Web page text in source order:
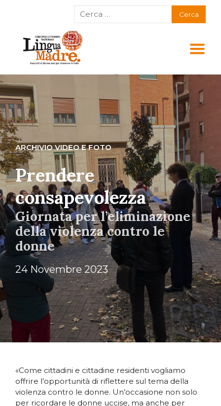
ARCHIVIO VIDEO E FOTO
Prendere
consapevolezza
Giornata per l’eliminazione
della violenza contro le
donne
24 Novembre 2023
«Come cittadini e cittadine residenti vogliamo
offrire l’opportunità di riflettere sul tema della
violenza contro le donne. Un’occasione non solo
per ricordare le donne uccise, ma anche per